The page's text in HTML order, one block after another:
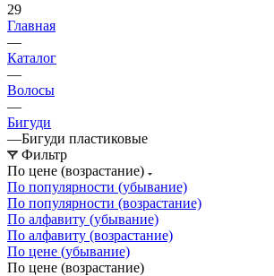
29
Главная
—
Каталог
—
Волосы
—
Бигуди
—Бигуди пластиковые
Фильтр
По цене (возрастание)
По популярности (убывание)
По популярности (возрастание)
По алфавиту (убывание)
По алфавиту (возрастание)
По цене (убывание)
По цене (возрастание)